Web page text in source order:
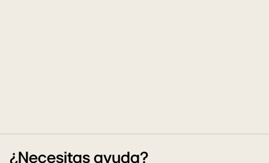
¿Necesitas ayuda?